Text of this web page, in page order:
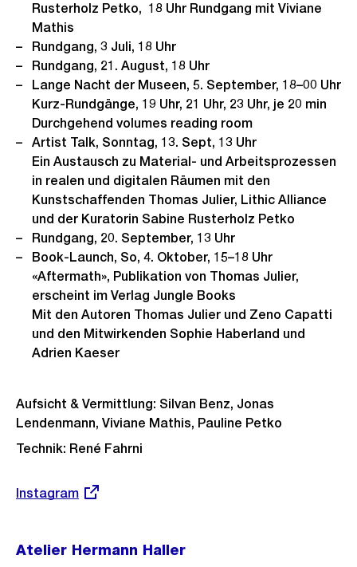
Rusterholz Petko, 18 Uhr Rundgang mit Viviane
Mathis
Rundgang, 3 Juli, 18 Uhr
Rundgang, 21. August, 18 Uhr
Lange Nacht der Museen, 5. September, 18–00 Uhr
Kurz-Rundgänge, 19 Uhr, 21 Uhr, 23 Uhr, je 20 min
Durchgehend volumes reading room
Artist Talk, Sonntag, 13. Sept, 13 Uhr
Ein Austausch zu Material- und Arbeitsprozessen
in realen und digitalen Räumen mit den
Kunstschaffenden Thomas Julier, Lithic Alliance
und der Kuratorin Sabine Rusterholz Petko
Rundgang, 20. September, 13 Uhr
Book-Launch, So, 4. Oktober, 15–18 Uhr
«Aftermath», Publikation von Thomas Julier,
erscheint im Verlag Jungle Books
Mit den Autoren Thomas Julier und Zeno Capatti
und den Mitwirkenden Sophie Haberland und
Adrien Kaeser
Aufsicht & Vermittlung: Silvan Benz, Jonas
Lendenmann, Viviane Mathis, Pauline Petko
Technik: René Fahrni
Externer
Instagram
Atelier Hermann Haller